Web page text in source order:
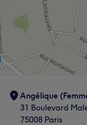
Angélique
31 Boulevard
75008 Paris